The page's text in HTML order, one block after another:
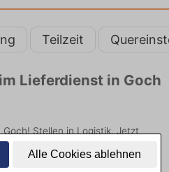
Alle Cookies ablehnen
Teilzeit
Lieferdienst in Goch
Stellen in Logistik. Jetzt